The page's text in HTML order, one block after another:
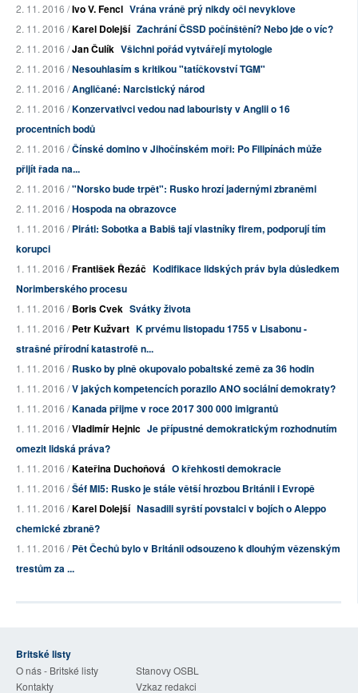
2. 11. 2016 /Ivo V. Fencl Vrána vráně prý nikdy oči nevyklove
2. 11. 2016 /Karel Dolejší Zachrání ČSSD počínštění? Nebo jde o víc?
2. 11. 2016 /Jan Čulík Všichni pořád vytvářejí mytologie
2. 11. 2016 /Nesouhlasím s kritikou "tatíčkovství TGM"
2. 11. 2016 /Angličané: Narcistický národ
2. 11. 2016 /Konzervativci vedou nad labouristy v Anglii o 16
procentních bodů
2. 11. 2016 /Čínské domino v Jihočínském moři: Po Filipínách může
přijít řada na...
2. 11. 2016 /"Norsko bude trpět": Rusko hrozí jadernými zbraněmi
2. 11. 2016 /Hospoda na obrazovce
1. 11. 2016 /Piráti: Sobotka a Babiš tají vlastníky firem, podporují tím
korupci
1. 11. 2016 /František Řezáč Kodifikace lidských práv byla důsledkem
Norimberského procesu
1. 11. 2016 /Boris Cvek Svátky života
1. 11. 2016 /Petr Kužvart K prvému listopadu 1755 v Lisabonu -
strašné přírodní katastrofě n...
1. 11. 2016 /Rusko by plně okupovalo pobaltské země za 36 hodin
1. 11. 2016 /V jakých kompetencích porazilo ANO sociální demokraty?
1. 11. 2016 /Kanada přijme v roce 2017 300 000 imigrantů
1. 11. 2016 /Vladimír Hejnic Je přípustné demokratickým rozhodnutím
omezit lidská práva?
1. 11. 2016 /Kateřina Duchoňová O křehkosti demokracie
1. 11. 2016 /Šéf MI5: Rusko je stále větší hrozbou Británii i Evropě
1. 11. 2016 /Karel Dolejší Nasadili syrští povstalci v bojích o Aleppo
chemické zbraně?
1. 11. 2016 /Pět Čechů bylo v Británii odsouzeno k dlouhým vězenským
trestům za ...
Britské listy
O nás - Britské listy
Stanovy OSBL
Kontakty
Vzkaz redakci